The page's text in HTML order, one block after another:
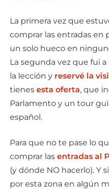
La primera vez que
comprar las entradas en
un solo hueco en
La segunda vez que fui
la lección y reservé la
tienes esta oferta, que
Parlamento y un tour
español.
Para que no te pase lo
comprar las entradas al
(y dónde NO hacerlo). Y
por esta zona en algún